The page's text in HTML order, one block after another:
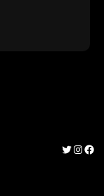
Twitter